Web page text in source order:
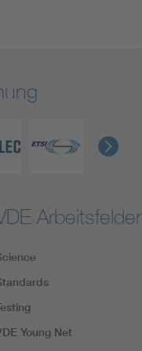
Arbeitsfelder
Young Net